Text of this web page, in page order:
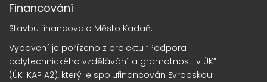
Financování
Stavbu financovalo Město Kadaň.
Vybavení je pořízeno z projektu “Podpora
polytechnického vzdělávání a gramotnosti v ÚK”
(ÚK IKAP A2), který je spolufinancován Evropskou